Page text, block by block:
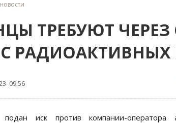
ТРЕБУЮТ
09:56
иск против компании-оператора